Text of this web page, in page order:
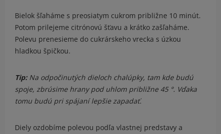
Bielok šľaháme s preosiatym cukrom približne 10 minút.
Potom prilejeme citrónovú šťavu a krátko zašľaháme.
Polevu prenesieme do cukrárskeho vrecka s úzkou
hladkou špičkou.
Tip: Na odpočinutých dieloch chalúpky, tam kde budú
spoje, zbrúsime hrany pod uhlom približne 45 °. Vďaka
tomu budú pri spájaní lepšie zapadať.
Diely ozdobíme polevou podľa vlastnej predstavy a